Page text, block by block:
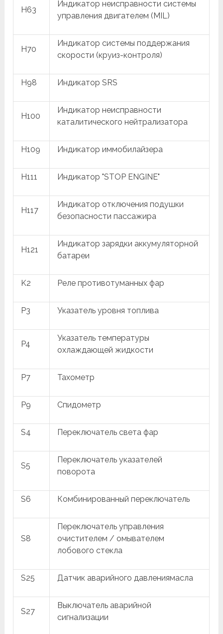
H63
Индикатор неисправности системы
управления двигателем (MIL)
H70
Индикатор системы поддержания
скорости (круиз-контроля)
H98 Индикатор SRS
H100
Индикатор неисправности
каталитического нейтрализатора
H109 Индикатор иммобилайзера
H111 Индикатор "STOP ENGINE"
H117
Индикатор отключения подушки
безопасности пассажира
H121
Индикатор зарядки аккумуляторной
батареи
K2 Реле противотуманных фар
P3 Указатель уровня топлива
P4
Указатель температуры
охлаждающей жидкости
P7 Тахометр
P9 Спидометр
S4 Переключатель света фар
S5
Переключатель указателей
поворота
S6 Комбинированный переключатель
S8
Переключатель управления
очистителем / омывателем
лобового стекла
S25 Датчик аварийного давлениямасла
S27
Выключатель аварийной
сигнализации